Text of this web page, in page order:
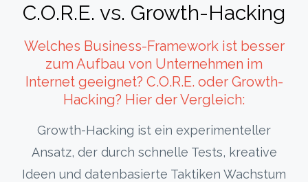
C.O.R.E. vs. Growth-Hacking
Welches Business-Framework ist besser
zum Aufbau von Unternehmen im
Internet geeignet? C.O.R.E. oder Growth-
Hacking? Hier der Vergleich:
Growth-Hacking ist ein experimenteller
Ansatz, der durch schnelle Tests, kreative
Ideen und datenbasierte Taktiken Wachstum